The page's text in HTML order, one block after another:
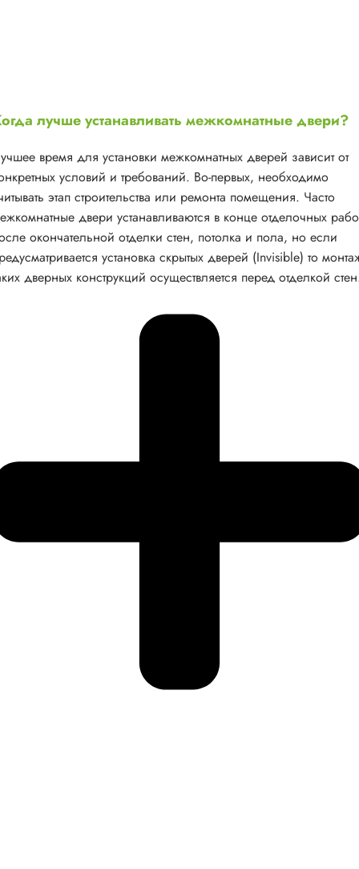
лучше устанавливать межкомнатные двери?
время для установки межкомнатных дверей зависит от
условий и требований. Во-первых, необходимо
этап строительства или ремонта помещения. Часто
двери устанавливаются в конце отделочных
окончательной отделки стен, потолка и пола, но если
установка скрытых дверей (Invisible) то
дверных конструкций осуществляется перед отделкой